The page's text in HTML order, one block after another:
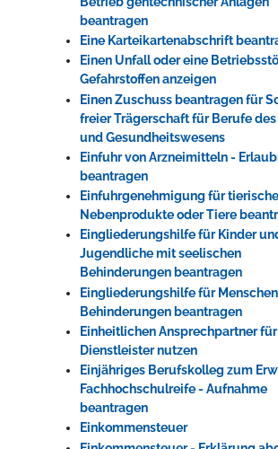
beantragen
Eine Karteikartenabschrift
Einen Unfall oder eine
Gefahrstoffen anzeigen
Einen Zuschuss beantragen für
freier Trägerschaft für Berufe
und Gesundheitswesens
Einfuhr von Arzneimitteln -
beantragen
Einfuhrgenehmigung für tierische
Nebenprodukte oder Tiere
Eingliederungshilfe für Kinder
Jugendliche mit seelischen
Behinderungen beantragen
Eingliederungshilfe für
Behinderungen beantragen
Einheitlichen Ansprechpartner für
Dienstleister nutzen
Einjähriges Berufskolleg zum
Fachhochschulreife - Aufnahme
beantragen
Einkommensteuer